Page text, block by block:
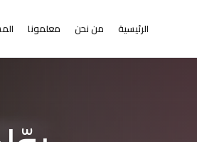
الرئيسية من نحن معلمونا